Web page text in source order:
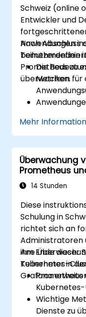
Schweiz (online
Entwickler und
Anwendungen
Prometheus zu
überwachen.
Nach Abschluss
Teilnehmenden
Die
Metriken für
Prometheus
Dashboards
zu
Metriken zu
Best
Mehr
Überwachung
Prometheus
14 Stunden
Diese
Schulung in
richtet sich an
Administratoren
ihre
Kubernetes-
Grafana
Am Ende dieser
Teilnehmer in
Prometheus
Wichtige
Dienste zu